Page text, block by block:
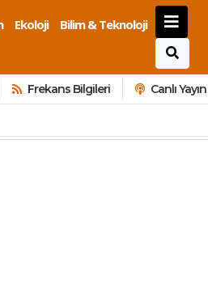
Ekoloji
Bilim & Teknoloji
Frekans Bilgileri Canlı Yayın